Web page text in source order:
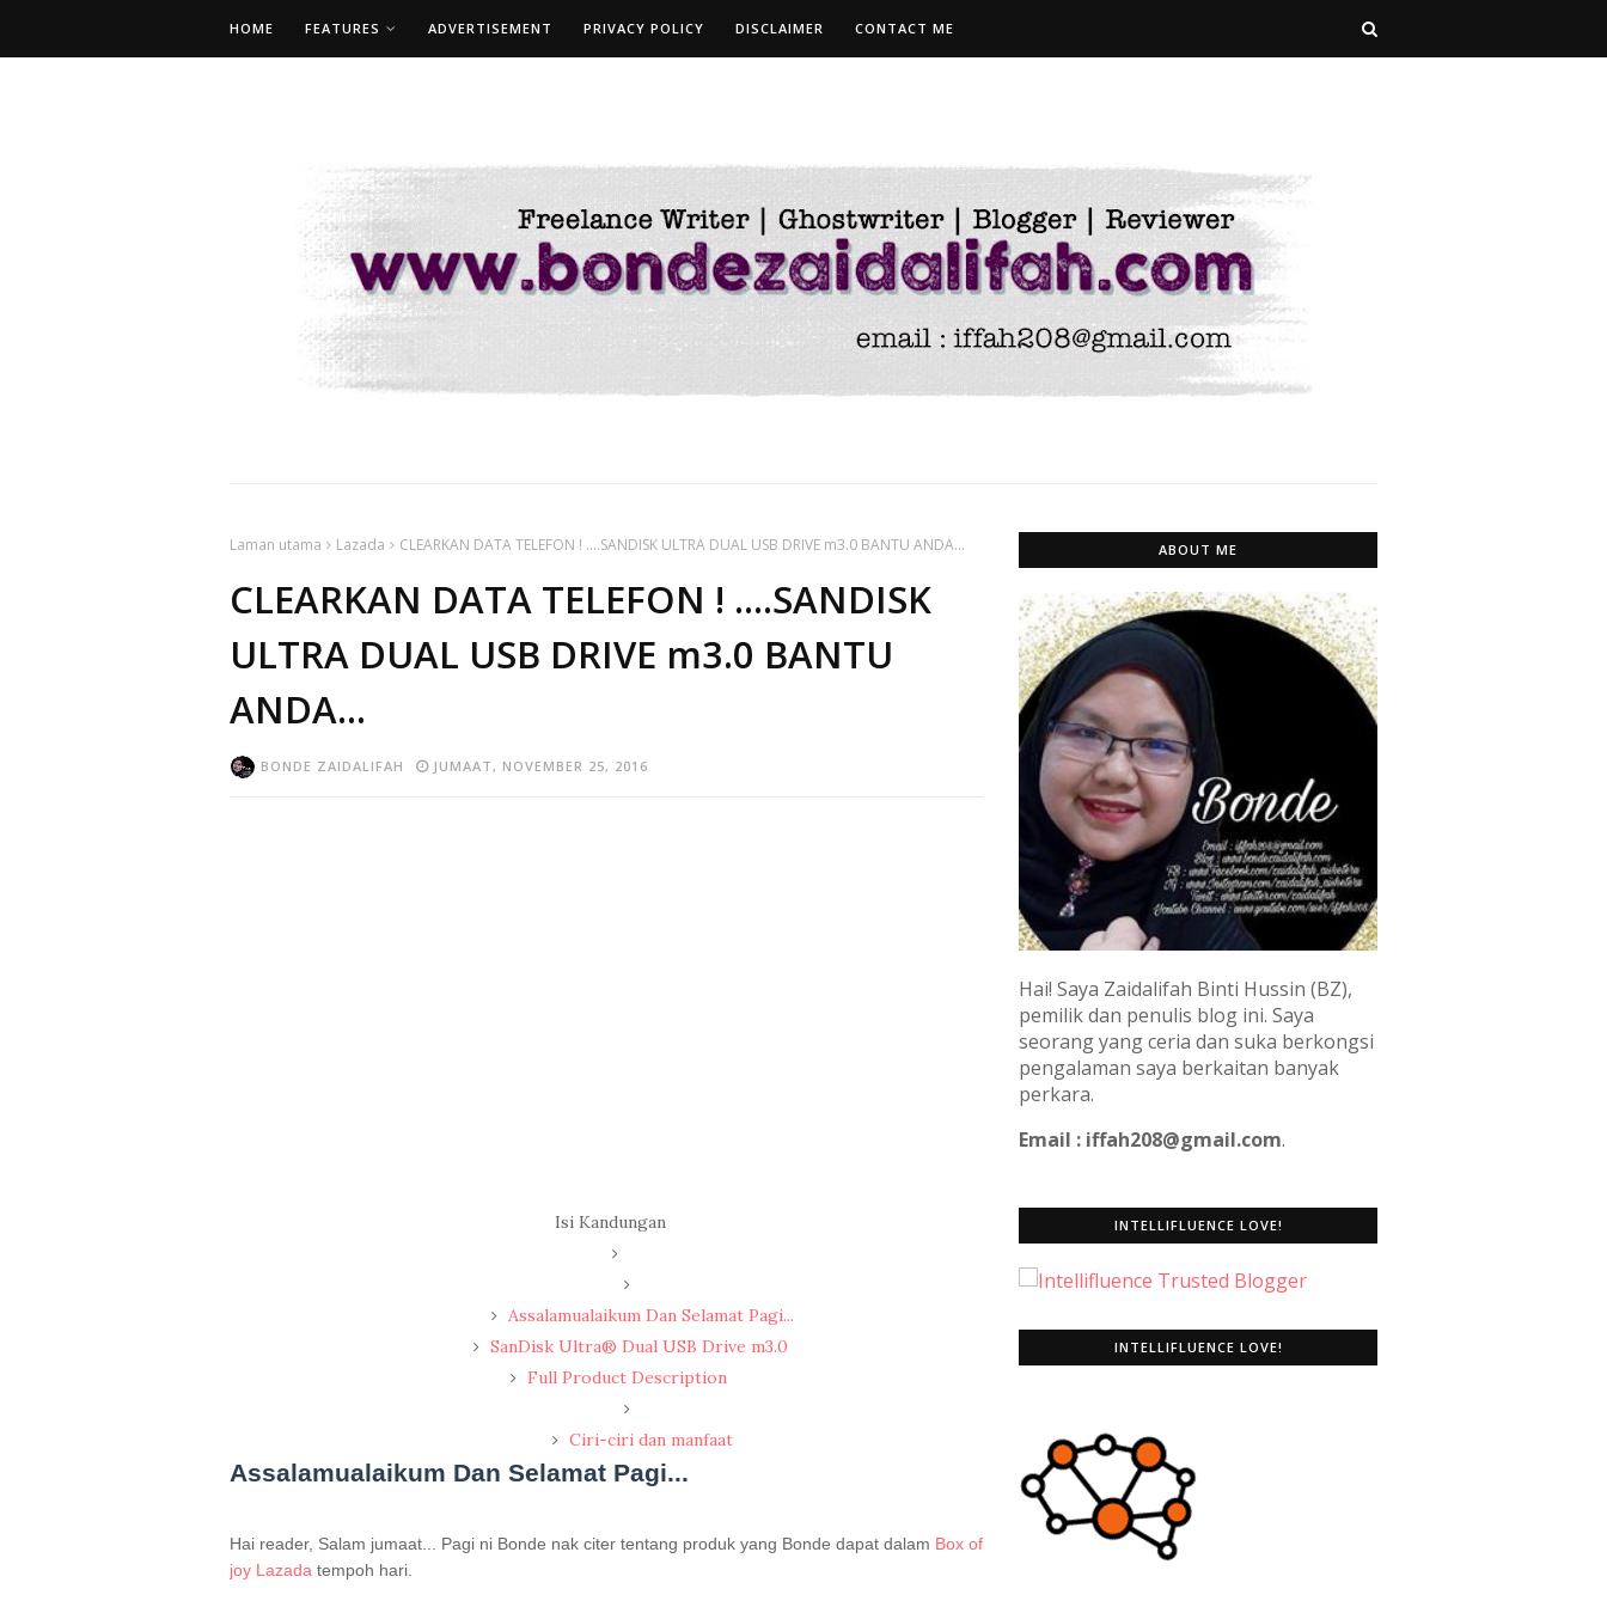
HOME FEATURES ADVERTISEMENT PRIVACY POLICY DISCLAIMER CONTACT ME
Laman utama Lazada CLEARKAN DATA TELEFON ! ....SANDISK ULTRA DUAL USB DRIVE m3.0 BANTU ANDA...
CLEARKAN DATA TELEFON ! ....SANDISK
ULTRA DUAL USB DRIVE m3.0 BANTU
ANDA...
BONDE ZAIDALIFAH JUMAAT, NOVEMBER 25, 2016
Isi Kandungan
Assalamualaikum Dan Selamat Pagi...
SanDisk Ultra® Dual USB Drive m3.0
Full Product Description
Ciri-ciri dan manfaat
Assalamualaikum Dan Selamat Pagi...
Hai reader, Salam jumaat... Pagi ni Bonde nak citer tentang produk yang Bonde dapat dalam Box of
joy Lazada tempoh hari.
ABOUT ME
Hai! Saya Zaidalifah Binti Hussin (BZ),
pemilik dan penulis blog ini. Saya
seorang yang ceria dan suka berkongsi
pengalaman saya berkaitan banyak
perkara.
Email : iffah208@gmail.com.
INTELLIFLUENCE LOVE!
INTELLIFLUENCE LOVE!